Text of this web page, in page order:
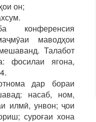
он;
конференсия
маводҳои
Талабот
фосилаи ягона,
дар бораи
насаб, ном,
илмӣ, унвон; ҷои
суроғаи хона